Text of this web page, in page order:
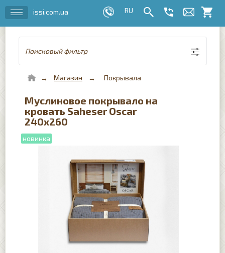
issi.com.ua
Поисковый фильтр
Магазин Покрывала
Муслиновое покрывало на
кровать Saheser Oscar
240х260